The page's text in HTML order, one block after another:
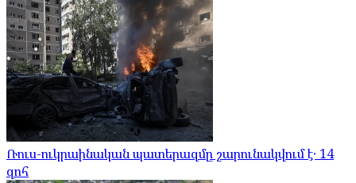
Ռուս-ուկրաինական պատերազմը շարունակվում է․ 14
զոհ